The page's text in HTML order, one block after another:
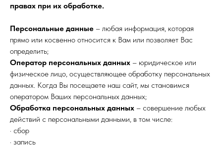
правах при их обработке.
Персональные данные – любая информация, которая
прямо или косвенно относится к Вам или позволяет Вас
определить;
Оператор персональных данных – юридическое или
физическое лицо, осуществляющее обработку персональных
данных. Когда Вы посещаете наш сайт, мы становимся
оператором Ваших персональных данных;
Обработка персональных данных – совершение любых
действий с персональными данными, в том числе:
· сбор
· запись